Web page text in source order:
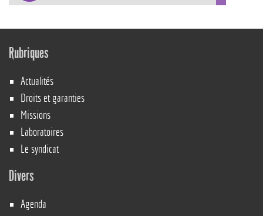
Rubriques
Actualités
Droits et garanties
Missions
Laboratoires
Le syndicat
Divers
Agenda